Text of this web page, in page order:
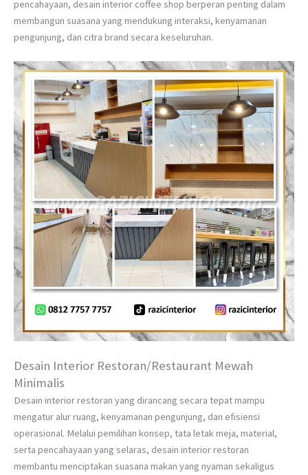
pencahayaan, desain interior coffee shop berperan penting dalam
membangun suasana yang mendukung interaksi, kenyamanan
pengunjung, dan citra brand secara keseluruhan.
Desain Interior Restoran/Restaurant Mewah
Minimalis
Desain interior restoran yang dirancang secara tepat mampu
mengatur alur ruang, kenyamanan pengunjung, dan efisiensi
operasional. Melalui pemilihan konsep, tata letak meja, material,
serta pencahayaan yang selaras, desain interior restoran
membantu menciptakan suasana makan yang nyaman sekaligus